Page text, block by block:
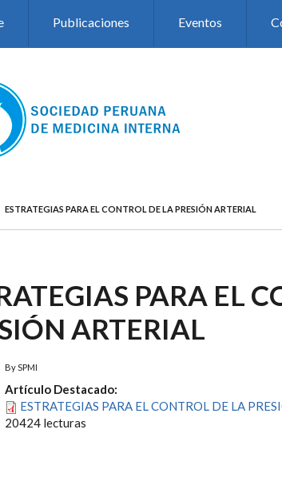
Publicaciones Eventos
ESTRATEGIAS PARA EL CONTROL DE LA PRESIÓN ARTERIAL
PARA EL
ARTERIAL
BySPMI
Artículo Destacado:
ESTRATEGIAS PARA EL CONTROL DE LA
20424 lecturas